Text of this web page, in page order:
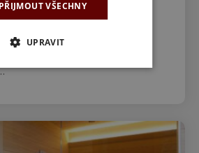
Navrhujeme a stavíme
a daří se nám.
všechny nové zakázky,
PŘIJMOUT VŠECHNY
UPRAVIT